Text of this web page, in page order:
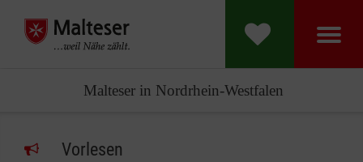
Malteser in Nordrhein-Westfalen
Vorlesen